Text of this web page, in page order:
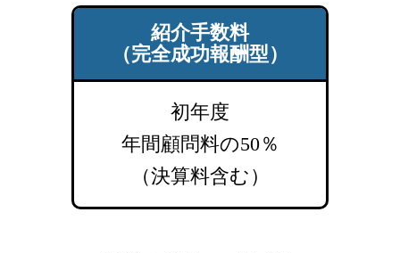
紹介手数料
（完全成功報酬型）
初年度
年間顧問料の50％
（決算料含む）